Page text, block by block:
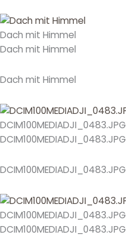
Dach mit Himmel
Dach mit Himmel
Dach mit Himmel
DCIM100MEDIADJI_0483.JPG
DCIM100MEDIADJI_0483.JPG
DCIM100MEDIADJI_0483.JPG
DCIM100MEDIADJI_0483.JPG
DCIM100MEDIADJI_0483.JPG